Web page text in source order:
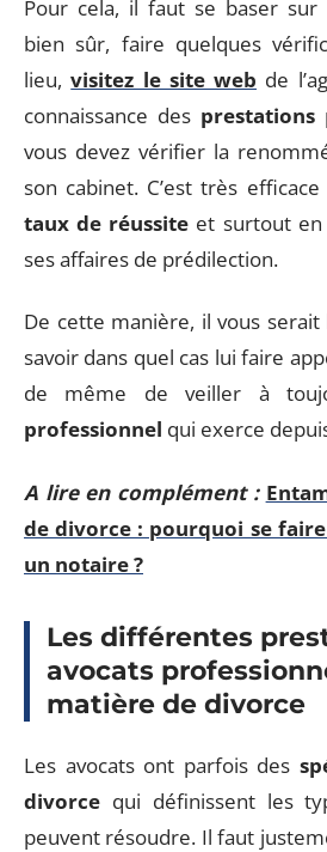
Pour cela, il faut se baser
bien sûr, faire quelques
lieu,visitez le site web de
connaissance des prestations
vous devez vérifier la
son cabinet. C’est très
taux de réussite et surtout
ses affaires de prédilection.
De cette manière, il vous
savoir dans quel cas lui faire
de même de veiller à
professionnel qui exerce
A lire en complément :
de divorce : pourquoi se
un notaire ?
Les différentes
avocats
matière de divorce
Les avocats ont parfois des
divorce qui définissent les
peuvent résoudre. Il faut